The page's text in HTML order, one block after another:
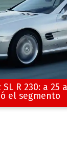
SL R 230: a
el segmento